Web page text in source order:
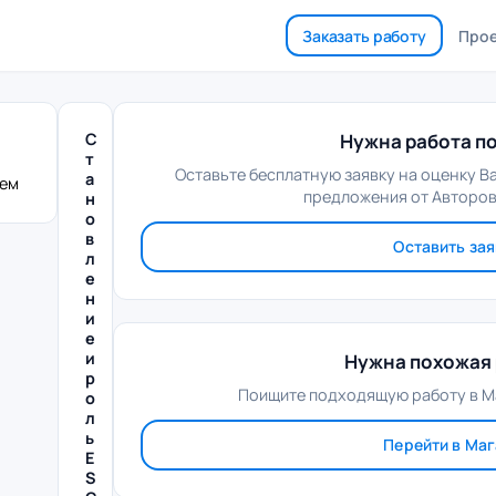
Заказать работу
С
т
а
н
о
в
л
е
н
и
е
и
р
о
л
ь
E
S
Нужна работа
Оставьте бесплатную заявку на оценку
предложения от
Оставить
Нужна похожая
Поищите подходящую работу в
Перейти в